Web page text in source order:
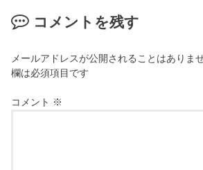
コメントを残す
メールアドレスが公開されることはありませ
欄は必須項目です
コメント ※